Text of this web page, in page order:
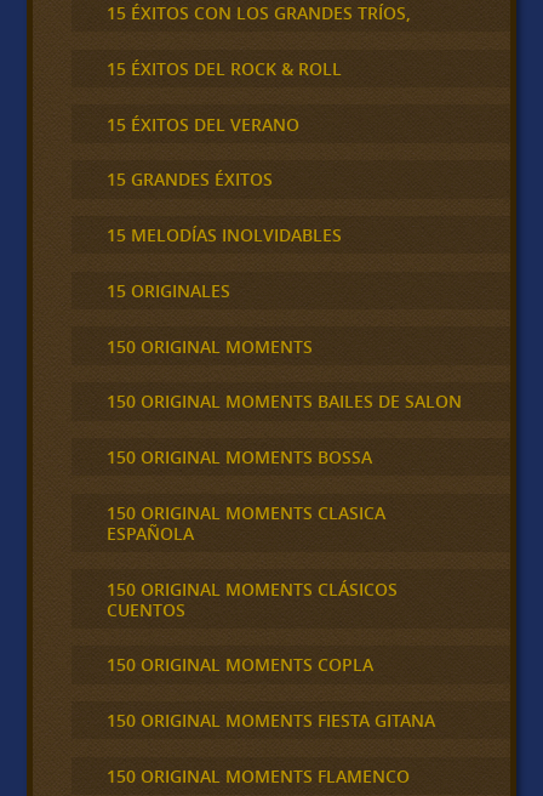
15 ÉXITOS CON LOS GRANDES TRÍOS,
15 ÉXITOS DEL ROCK & ROLL
15 ÉXITOS DEL VERANO
15 GRANDES ÉXITOS
15 MELODÍAS INOLVIDABLES
15 ORIGINALES
150 ORIGINAL MOMENTS
150 ORIGINAL MOMENTS BAILES DE SALON
150 ORIGINAL MOMENTS BOSSA
150 ORIGINAL MOMENTS CLASICA
ESPAÑOLA
150 ORIGINAL MOMENTS CLÁSICOS
CUENTOS
150 ORIGINAL MOMENTS COPLA
150 ORIGINAL MOMENTS FIESTA GITANA
150 ORIGINAL MOMENTS FLAMENCO